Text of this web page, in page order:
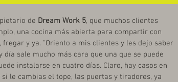
de Dream Work 5, que muchos clientes
una cocina más abierta para compartir con
y ya. “Oriento a mis clientes y les dejo saber
sale mucho más cara que una que se puede
instalarse en cuatro días. Claro, hay casos en
le cambias el tope, las puertas y tiradores, ya